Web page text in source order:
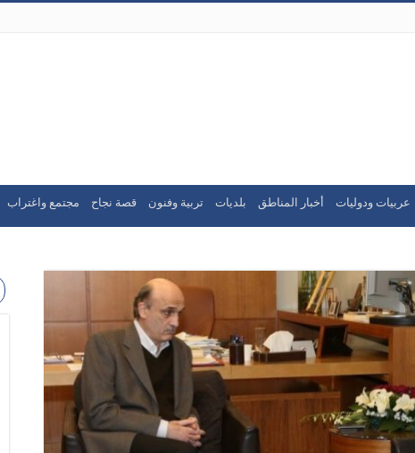
عربيات ودوليات أخبار المناطق بلديات تربية وفنون قصة نجاح مجتمع واغتراب